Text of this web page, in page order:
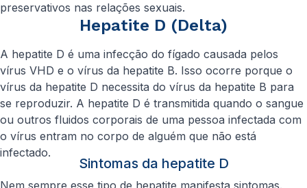
preservativos nas relações sexuais.
Hepatite D (Delta)
A hepatite D é uma infecção do fígado causada pelos
vírus VHD e o vírus da hepatite B. Isso ocorre porque o
vírus da hepatite D necessita do vírus da hepatite B para
se reproduzir. A hepatite D é transmitida quando o sangue
ou outros fluidos corporais de uma pessoa infectada com
o vírus entram no corpo de alguém que não está
infectado.
Sintomas da hepatite D
Nem sempre esse tipo de hepatite manifesta sintomas.